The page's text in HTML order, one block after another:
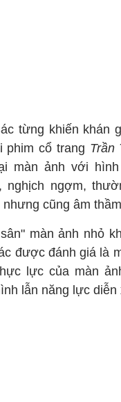
từng khiến khán
phim cổ trang Trần
màn ảnh với
nghịch ngợm,
cũng âm
màn ảnh nhỏ
được đánh giá là
lực của màn
lẫn năng lực diễn